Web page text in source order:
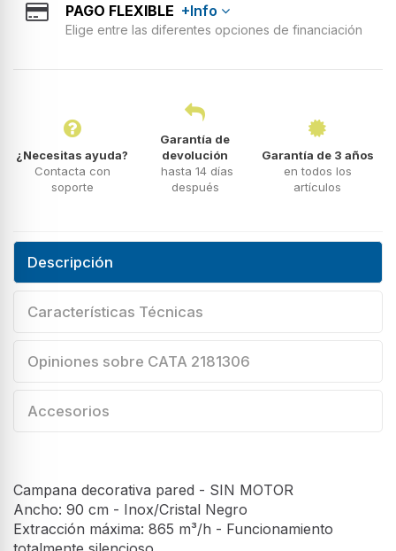
PAGO FLEXIBLE +Info
Elige entre las diferentes opciones de financiación
¿Necesitas ayuda?
Contacta con
soporte
Garantía de
devolución
hasta 14 días
después
Garantía de 3 años
en todos los
artículos
Descripción
Características Técnicas
Opiniones sobre CATA 2181306
Accesorios
Campana decorativa pared - SIN MOTOR
Ancho: 90 cm - Inox/Cristal Negro
Extracción máxima: 865 m³/h - Funcionamiento